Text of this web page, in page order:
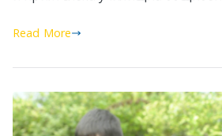
Read More